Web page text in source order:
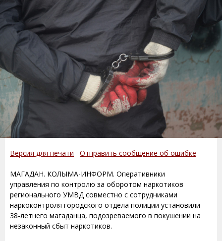
Версия для печати Отправить сообщение об ошибке
МАГАДАН. КОЛЫМА-ИНФОРМ. Оперативники
управления по контролю за оборотом наркотиков
регионального УМВД совместно с сотрудниками
наркоконтроля городского отдела полиции установили
38-летнего магаданца, подозреваемого в покушении на
незаконный сбыт наркотиков.